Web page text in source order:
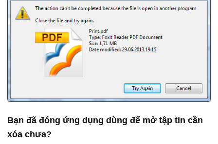
Bạn đã đóng ứng dụng dùng để mở tập tin cần
xóa chưa?